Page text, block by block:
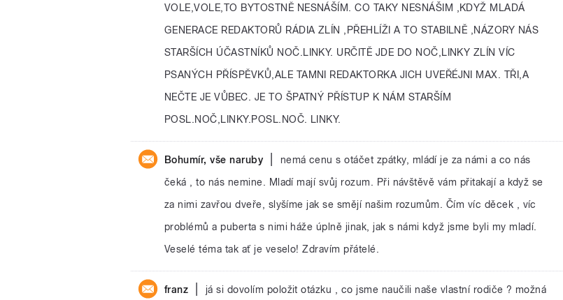
VOLE,VOLE,TO BYTOSTNĚ NESNÁŠÍM. CO TAKY NESNÁŠIM ,KDYŽ MLADÁ
GENERACE REDAKTORŮ RÁDIA ZLÍN ,PŘEHLÍŽI A TO STABILNĚ ,NÁZORY NÁS
STARŠÍCH ÚČASTNÍKŮ NOČ.LINKY. URČITĚ JDE DO NOČ,LINKY ZLÍN VÍC
PSANÝCH PŘÍSPĚVKŮ,ALE TAMNI REDAKTORKA JICH UVEŘÉJNI MAX. TŘI,A
NEČTE JE VŮBEC. JE TO ŠPATNÝ PŘÍSTUP K NÁM STARŠÍM
POSL.NOČ,LINKY.POSL.NOČ. LINKY.
Bohumír, vše naruby
nemá cenu s otáčet zpátky, mládí je za námi a co nás
čeká , to nás nemine. Mladí mají svůj rozum. Při návštěvě vám přitakají a když se
za nimi zavřou dveře, slyšíme jak se smějí našim rozumům. Čím víc děcek , víc
problémů a puberta s nimi háže úplně jinak, jak s námi když jsme byli my mladí.
Veselé téma tak ať je veselo! Zdravím přátelé.
franz
já si dovolím položit otázku , co jsme naučili naše vlastní rodiče ? možná